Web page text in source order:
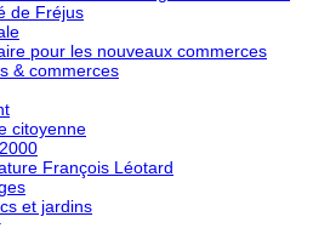
de Fréjus
pour les nouveaux commerces
& commerces
citoyenne
François Léotard
et jardins